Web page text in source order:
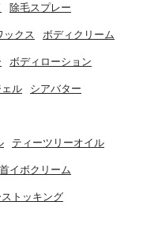
除毛スプレー
ックス ボディクリーム
ボディローション
ル シアバター
ティーツリーオイル
首イボクリーム
トッキング